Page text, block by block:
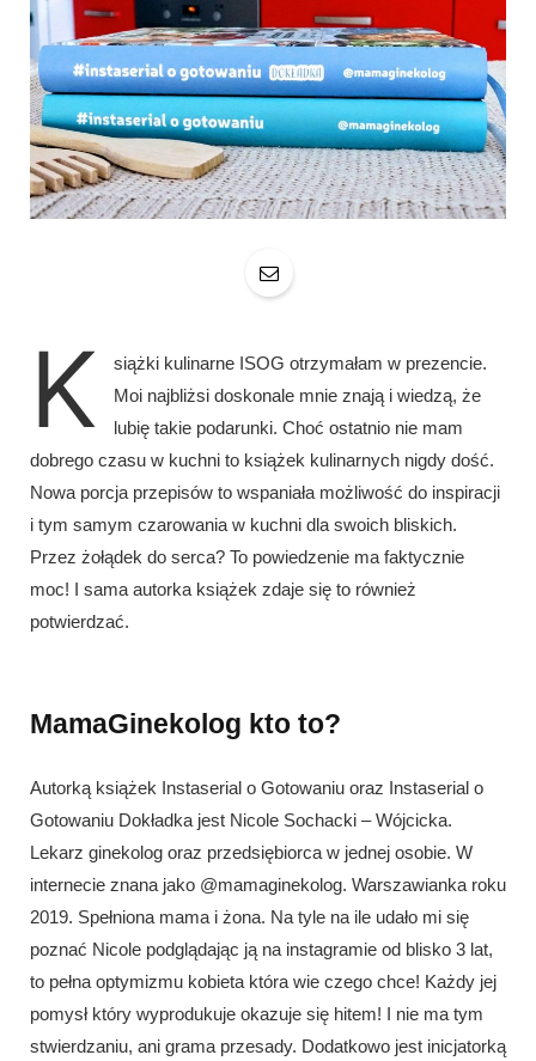
K
siążki kulinarne ISOG otrzymałam w prezencie.
Moi najbliżsi doskonale mnie znają i wiedzą, że
lubię takie podarunki. Choć ostatnio nie mam
dobrego czasu w kuchni to książek kulinarnych nigdy dość.
Nowa porcja przepisów to wspaniała możliwość do inspiracji
i tym samym czarowania w kuchni dla swoich bliskich.
Przez żołądek do serca? To powiedzenie ma faktycznie
moc! I sama autorka książek zdaje się to również
potwierdzać.
MamaGinekolog kto to?
Autorką książek Instaserial o Gotowaniu oraz Instaserial o
Gotowaniu Dokładka jest Nicole Sochacki – Wójcicka.
Lekarz ginekolog oraz przedsiębiorca w jednej osobie. W
internecie znana jako @mamaginekolog. Warszawianka roku
2019. Spełniona mama i żona. Na tyle na ile udało mi się
poznać Nicole podglądając ją na instagramie od blisko 3 lat,
to pełna optymizmu kobieta która wie czego chce! Każdy jej
pomysł który wyprodukuje okazuje się hitem! I nie ma tym
stwierdzaniu, ani grama przesady. Dodatkowo jest inicjatorką